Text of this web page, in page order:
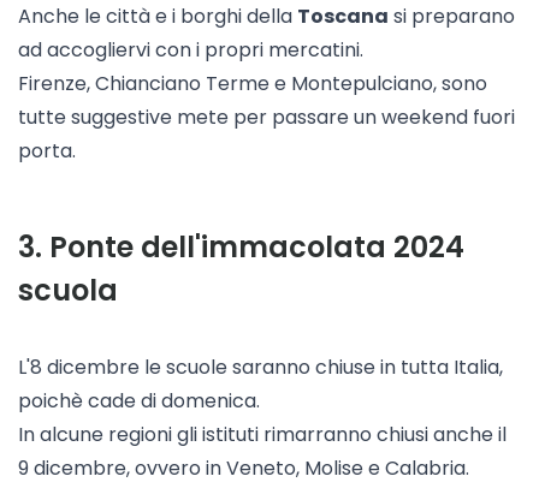
Anche le città e i borghi della Toscana si preparano
ad accogliervi con i propri mercatini.
Firenze, Chianciano Terme e Montepulciano, sono
tutte suggestive mete per passare un weekend fuori
porta.
3. Ponte dell'immacolata 2024
scuola
L'8 dicembre le scuole saranno chiuse in tutta Italia,
poichè cade di domenica.
In alcune regioni gli istituti rimarranno chiusi anche il
9 dicembre, ovvero in Veneto, Molise e Calabria.